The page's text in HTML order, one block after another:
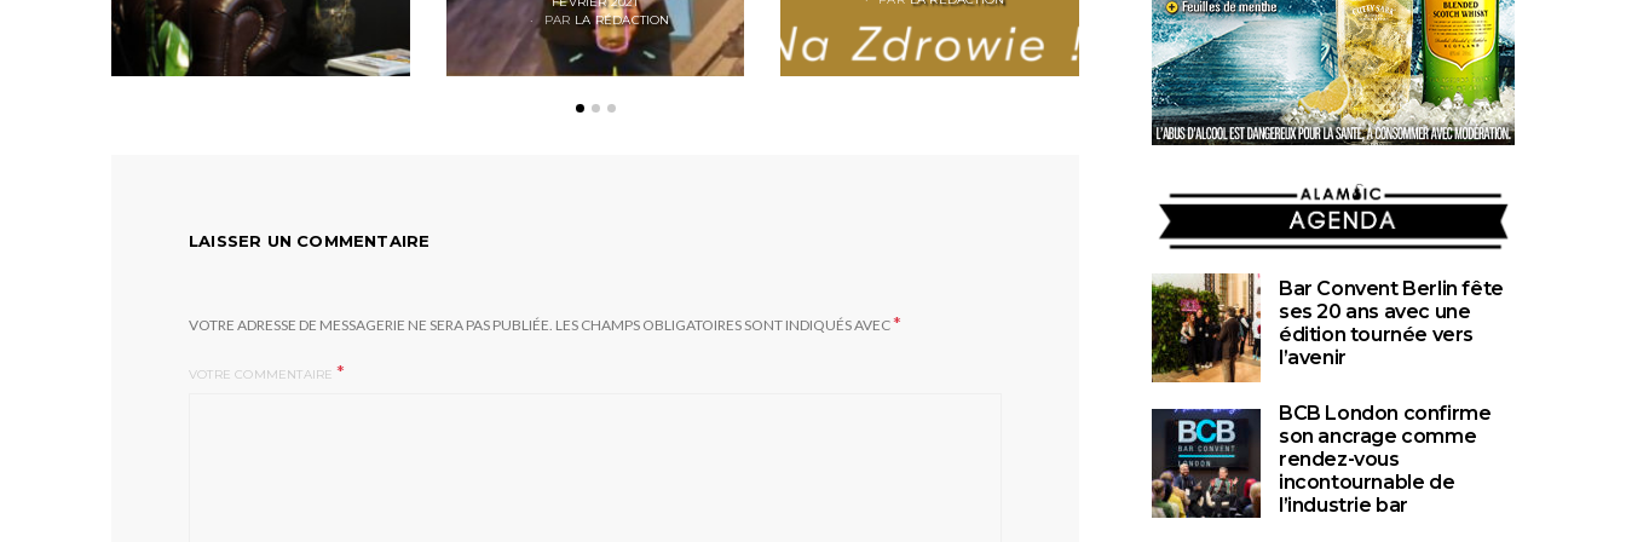
ON
PAR LA RÉDACTION
LAISSER UN COMMENTAIRE
VOTRE ADRESSE DE MESSAGERIE NE SERA PAS PUBLIÉE. LES CHAMPS OBLIGATOIRES SONT INDIQUÉS AVEC*
VOTRE COMMENTAIRE *
AGENDA
Bar Convent Berlin fête
ses 20 ans avec une
édition tournée vers
l’avenir
BCB London confirme
son ancrage comme
rendez-vous
incontournable de
l’industrie bar